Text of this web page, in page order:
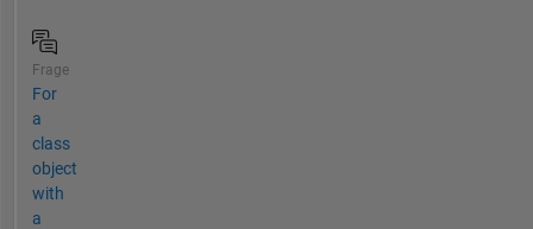
Frage
For
a
class
object
with
a